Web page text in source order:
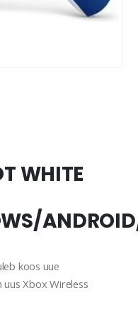
WHITE
koos uue
Xbox Wireless